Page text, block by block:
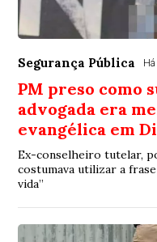
Segurança Pública
PM preso como
advogada era
evangélica em
Ex-conselheiro tutelar,
costumava utilizar a
vida”